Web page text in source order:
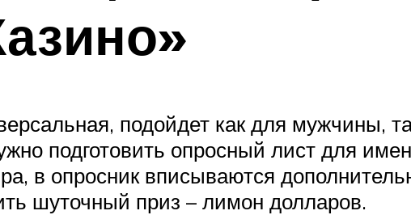
подойдет как для мужчины,
подготовить опросный лист для
в опросник вписываются
шуточный приз – лимон долларов.